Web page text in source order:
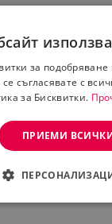
за
съгласявате с
за Бисквитки.
ПРИЕМИ